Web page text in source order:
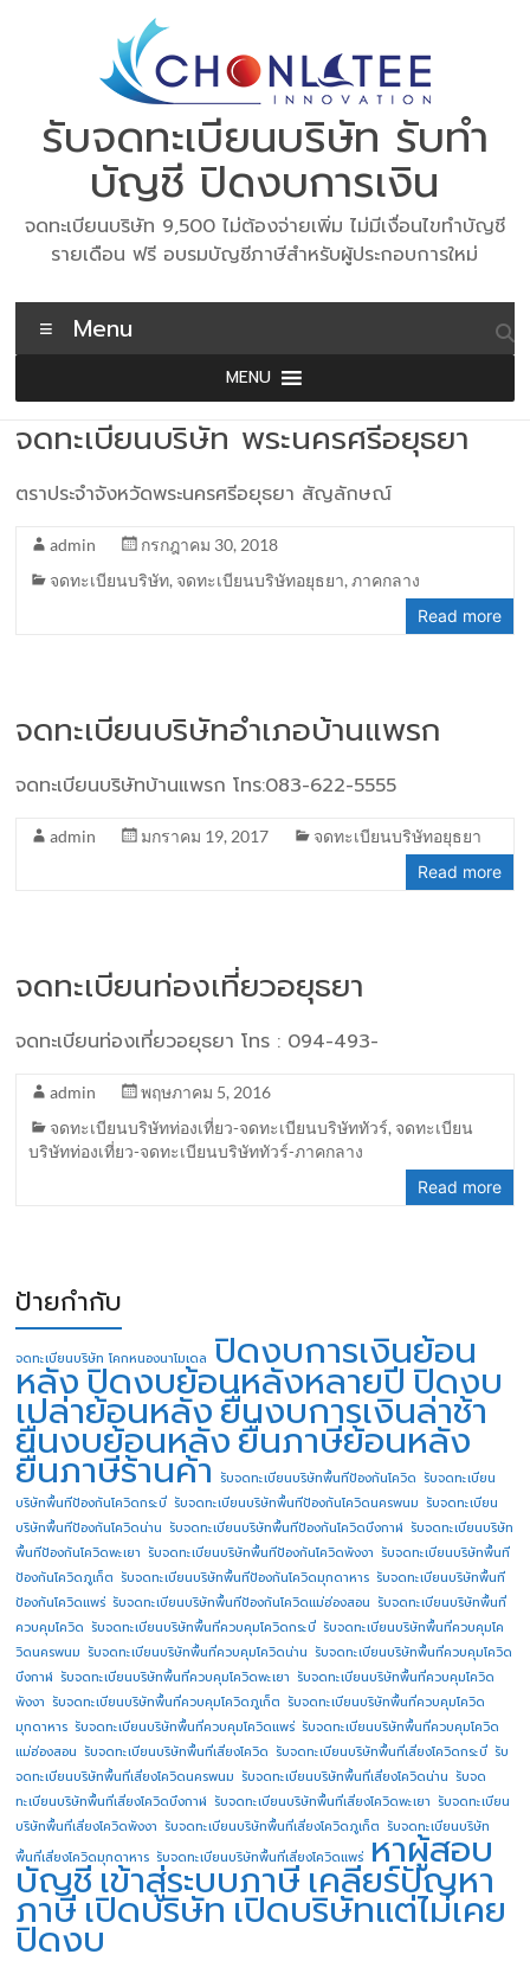
รับจดทะเบียนบริษัท รับทำ
บัญชี ปิดงบการเงิน
จดทะเบียนบริษัท 9,500 ไม่ต้องจ่ายเพิ่ม ไม่มีเงื่อนไขทำบัญชี
รายเดือน ฟรี อบรมบัญชีภาษีสำหรับผู้ประกอบการใหม่
Menu
MENU
จดทะเบียนบริษัท พระนครศรีอยุธยา
ตราประจำจังหวัดพระนครศรีอยุธยา สัญลักษณ์
admin
กรกฎาคม 30, 2018
จดทะเบียนบริษัท, จดทะเบียนบริษัทอยุธยา,ภาคกลาง
Read more
จดทะเบียนบริษัทอำเภอบ้านแพรก
จดทะเบียนบริษัทบ้านแพรก โทร:083-622-5555
admin มกราคม 19, 2017
จดทะเบียนบริษัทอยุธยา
Read more
จดทะเบียนท่องเที่ยวอยุธยา
จดทะเบียนท่องเที่ยวอยุธยา โทร : 094-493-
admin
พฤษภาคม 5, 2016
จดทะเบียนบริษัทท่องเที่ยว-จดทะเบียนบริษัททัวร์, จดทะเบียน
บริษัทท่องเที่ยว-จดทะเบียนบริษัททัวร์-ภาคกลาง
Read more
ป้ายกำกับ
จดทะเบียนบริษัท โคกหนองนาโมเดล ปิดงบการเงินย้อน
หลังปิดงบย้อนหลังหลายปี ปิดงบ
เปล่าย้อนหลังยื่นงบการเงินล่าช้า
ยื่นงบย้อนหลังยื่นภาษีย้อนหลัง
ยื่นภาษีร้านค้า รับจดทะเบียนบริษัทพื้นทีป้องกันโควิด รับจดทะเบียน
บริษัทพื้นทีป้องกันโควิดกระบี่ รับจดทะเบียนบริษัทพื้นทีป้องกันโควิดนครพนม รับจดทะเบียน
บริษัทพื้นทีป้องกันโควิดน่าน รับจดทะเบียนบริษัทพื้นทีป้องกันโควิดบึงกาฬ รับจดทะเบียนบริษัท
พื้นทีป้องกันโควิดพะเยา รับจดทะเบียนบริษัทพื้นทีป้องกันโควิดพังงา รับจดทะเบียนบริษัทพื้นที
ป้องกันโควิดภูเก็ต รับจดทะเบียนบริษัทพื้นทีป้องกันโควิดมุกดาหาร รับจดทะเบียนบริษัทพื้นที
ป้องกันโควิดแพร่ รับจดทะเบียนบริษัทพื้นทีป้องกันโควิดแม่ฮ่องสอน รับจดทะเบียนบริษัทพื้นที่
ควบคุมโควิด รับจดทะเบียนบริษัทพื้นที่ควบคุมโควิดกระบี่ รับจดทะเบียนบริษัทพื้นที่ควบคุมโค
วิดนครพนม รับจดทะเบียนบริษัทพื้นที่ควบคุมโควิดน่าน รับจดทะเบียนบริษัทพื้นที่ควบคุมโควิด
บึงกาฬ รับจดทะเบียนบริษัทพื้นที่ควบคุมโควิดพะเยา รับจดทะเบียนบริษัทพื้นที่ควบคุมโควิด
พังงา รับจดทะเบียนบริษัทพื้นที่ควบคุมโควิดภูเก็ต รับจดทะเบียนบริษัทพื้นที่ควบคุมโควิด
มุกดาหาร รับจดทะเบียนบริษัทพื้นที่ควบคุมโควิดแพร่ รับจดทะเบียนบริษัทพื้นที่ควบคุมโควิด
แม่ฮ่องสอน รับจดทะเบียนบริษัทพื้นที่เสี่ยงโควิด รับจดทะเบียนบริษัทพื้นที่เสี่ยงโควิดกระบี่ รับ
จดทะเบียนบริษัทพื้นที่เสี่ยงโควิดนครพนม รับจดทะเบียนบริษัทพื้นที่เสี่ยงโควิดน่าน รับจด
ทะเบียนบริษัทพื้นที่เสี่ยงโควิดบึงกาฬ รับจดทะเบียนบริษัทพื้นที่เสี่ยงโควิดพะเยา รับจดทะเบียน
บริษัทพื้นที่เสี่ยงโควิดพังงา รับจดทะเบียนบริษัทพื้นที่เสี่ยงโควิดภูเก็ต รับจดทะเบียนบริษัท
พื้นที่เสี่ยงโควิดมุกดาหาร รับจดทะเบียนบริษัทพื้นที่เสี่ยงโควิดแพร่ หาผู้สอบ
บัญชี เข้าสู่ระบบภาษี เคลียร์ปัญหา
ภาษีเปิดบริษัทเปิดบริษัทแต่ไม่เคย
ปิดงบ